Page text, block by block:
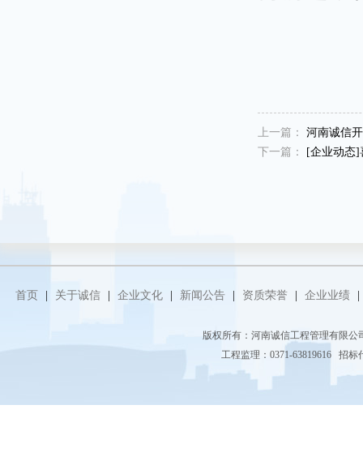
上一篇： 河南诚信
下一篇：
[企业动态]
首页 关于诚信 企业文化 新闻公告 资质荣誉 企业业绩
版权所有：河南诚信工程管理有限
工程监理：0371-63819616 招标